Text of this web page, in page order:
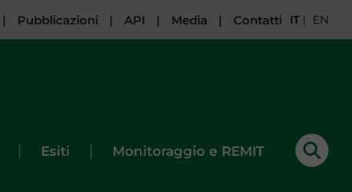
| Pubblicazioni | API | Media | Contatti IT | EN
| Esiti | Monitoraggio e REMIT